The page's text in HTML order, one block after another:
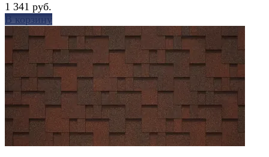
избранное сравнить
1 341 руб.
В корзину